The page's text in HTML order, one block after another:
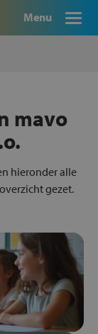
Menu
mavo
hieronder alle
gezet.